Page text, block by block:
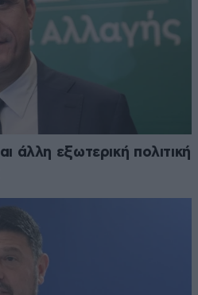
άλλη εξωτερική πολιτική